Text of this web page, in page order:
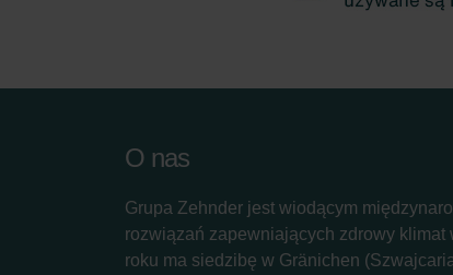
O nas
Grupa Zehnder jest wiodącym
rozwiązań zapewniających zdrowy klimat
roku ma siedzibę w Gränichen